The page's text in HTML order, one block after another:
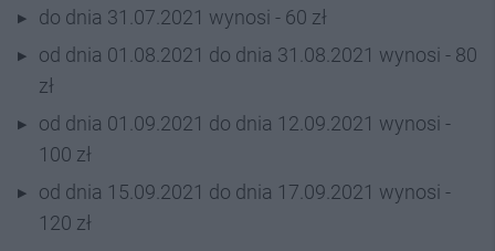
do dnia 31.07.2021 wynosi - 60 zł
od dnia 01.08.2021 do dnia 31.08.2021 wynosi - 80
zł
od dnia 01.09.2021 do dnia 12.09.2021 wynosi -
100 zł
od dnia 15.09.2021 do dnia 17.09.2021 wynosi -
120 zł